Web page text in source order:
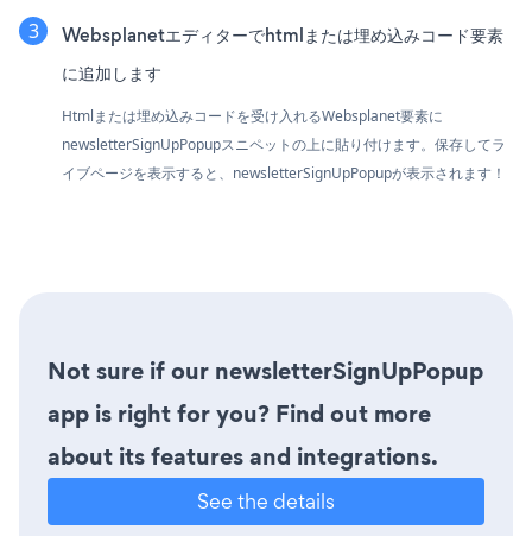
Websplanetエディターでhtmlまたは埋め込みコード要素
に追加します
Htmlまたは埋め込みコードを受け入れるWebsplanet要素に
newsletterSignUpPopupスニペットの上に貼り付けます。保存してラ
イブページを表示すると、newsletterSignUpPopupが表示されます！
Not sure if our newsletterSignUpPopup
app is right for you? Find out more
about its features and integrations.
See the details